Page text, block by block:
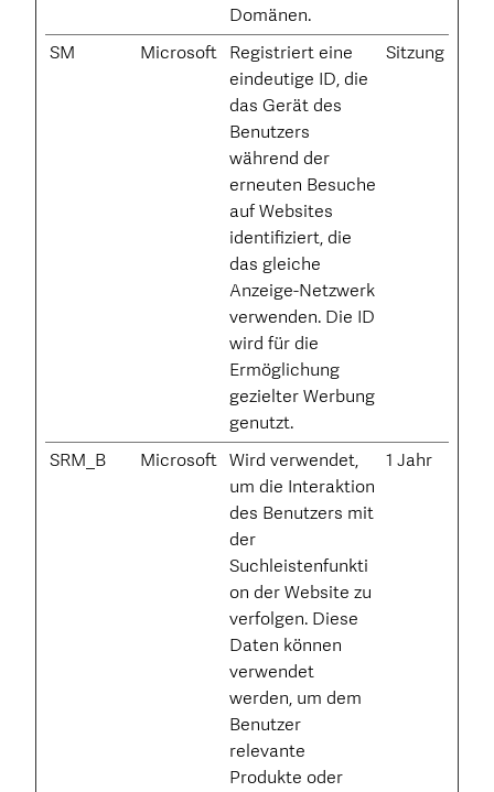
Domänen.
SM Microsoft Registriert eine
eindeutige ID, die
das Gerät des
Benutzers
während der
erneuten Besuche
auf Websites
identifiziert, die
das gleiche
Anzeige-Netzwerk
verwenden. Die ID
wird für die
Ermöglichung
gezielter Werbung
genutzt.
Sitzung
SRM_B Microsoft Wird verwendet,
um die Interaktion
des Benutzers mit
der
Suchleistenfunkti
on der Website zu
verfolgen. Diese
Daten können
verwendet
werden, um dem
Benutzer
relevante
Produkte oder
1 Jahr